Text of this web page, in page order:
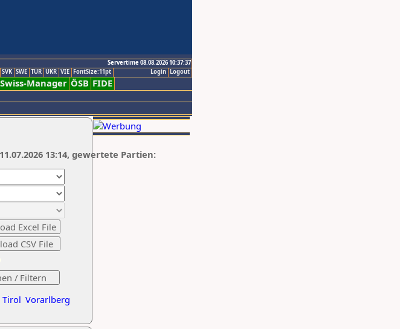
Servertime 08.08.2026 10:37:37
Logout
Login
SVK SWE TUR UKR VIE FontSize:11pt
Swiss-Manager ÖSB FIDE
Tirol Vorarlberg
13:14, gewertete Partien: